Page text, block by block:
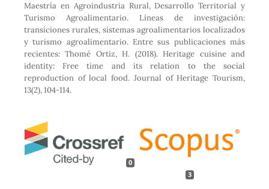
Maestría en Agroindustria Rural, Desarrollo Territorial y
Turismo Agroalimentario. Líneas de investigación:
transiciones rurales, sistemas agroalimentarios localizados
y turismo agroalimentario. Entre sus publicaciones más
recientes: Thomé Ortiz, H. (2018). Heritage cuisine and
identity: Free time and its relation to the social
reproduction of local food. Journal of Heritage Tourism,
13(2), 104-114.
0
3